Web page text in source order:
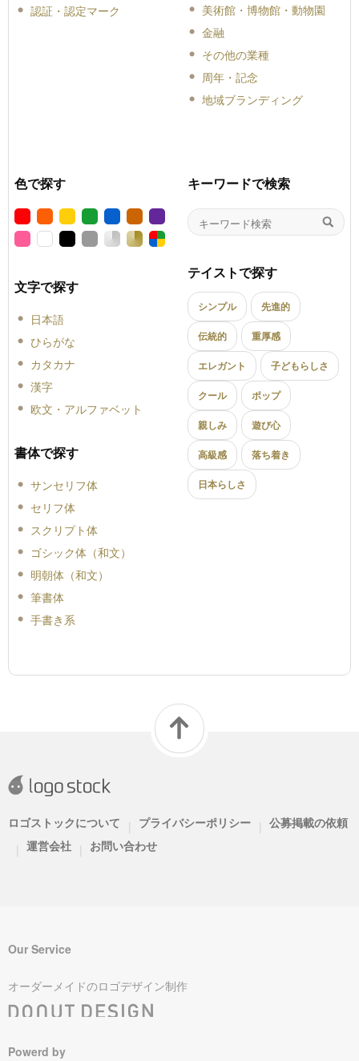
認証・認定マーク
美術館・博物館・動物園
金融
その他の業種
周年・記念
地域ブランディング
色で探す
文字で探す
日本語
ひらがな
カタカナ
漢字
欧文・アルファベット
書体で探す
サンセリフ体
セリフ体
スクリプト体
ゴシック体（和文）
明朝体（和文）
筆書体
手書き系
キーワードで検索
テイストで探す
シンプル 先進的
伝統的 重厚感
エレガント 子どもらしさ
クール ポップ
親しみ 遊び心
高級感 落ち着き
日本らしさ
ロゴストックについて | プライバシーポリシー | 公募掲載の依頼
| 運営会社 | お問い合わせ
Our Service
オーダーメイドのロゴデザイン制作
Powerd by